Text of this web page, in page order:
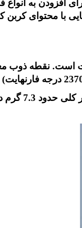
افزودن به انواع
است. نقطه ذوب
چگالی آلیاژ کمی به انواع ناخالصی‌های موجود بستگی دارد، اما به طور